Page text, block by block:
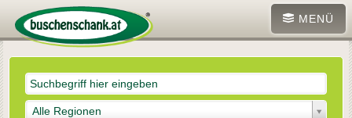
MENÜ
Alle Regionen